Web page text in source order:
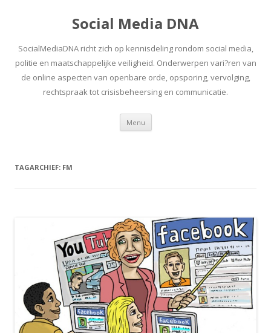
Social Media DNA
SocialMediaDNA richt zich op kennisdeling rondom social media,
politie en maatschappelijke veiligheid. Onderwerpen vari?ren van
de online aspecten van openbare orde, opsporing, vervolging,
rechtspraak tot crisisbeheersing en communicatie.
Menu Spring
inhoud
TAGARCHIEF: FM